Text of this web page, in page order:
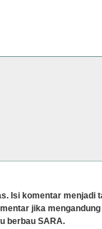
Isi komentar menjadi
jika
berbau SARA.